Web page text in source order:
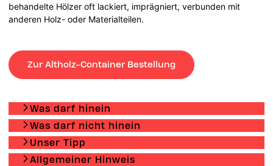
behandelte Hölzer oft lackiert, imprägniert, verbunden mit
anderen Holz- oder Materialteilen.
Zur Altholz-Container Bestellung
Was darf hinein
Was darf nicht hinein
Unser Tipp
Allgemeiner Hinweis